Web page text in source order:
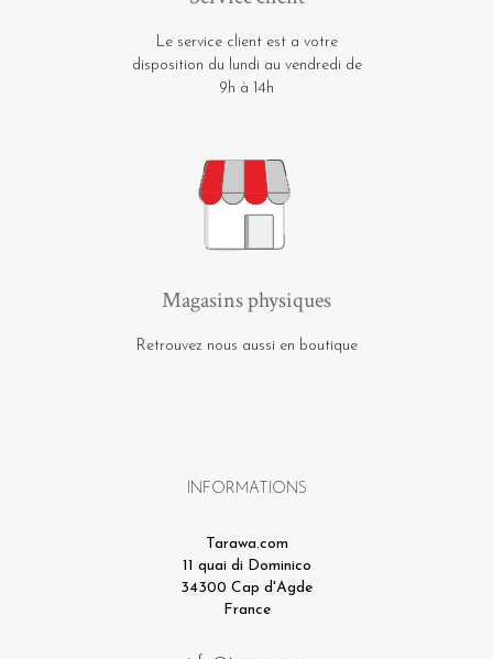
Le service client est a votre
disposition du lundi au vendredi de
9h à 14h
Magasins physiques
Retrouvez nous aussi en boutique
INFORMATIONS
Tarawa.com
11 quai di Dominico
34300 Cap d'Agde
France